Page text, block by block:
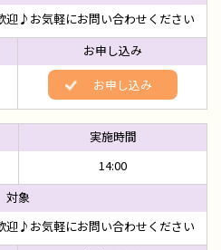
迎♪お気軽にお問い合わせください
お申し込み
14:00
迎♪お気軽にお問い合わせください